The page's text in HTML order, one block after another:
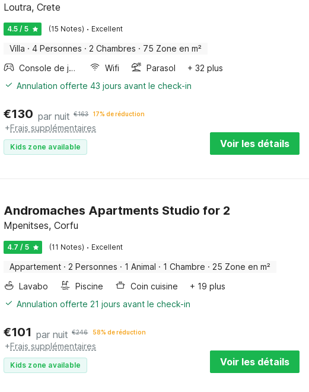
Loutra, Crete
4.5 / 5 (15 Notes) · Excellent
Villa · 4 Personnes · 2 Chambres · 75 Zone en m²
Console de jeux
Wifi Parasol
+ 32 plus
Annulation offerte 43 jours avant le check-in
€130 par nuit €163 17% de réduction
+Frais supplémentaires
Kids zone available Voir les détails
Andromaches Apartments Studio for 2
Mpenitses, Corfu
4.7 / 5 (11 Notes) · Excellent
Appartement · 2 Personnes · 1 Animal · 1 Chambre · 25 Zone en m²
Lavabo
Piscine Coin cuisine
+ 19 plus
Annulation offerte 21 jours avant le check-in
€101 par nuit €246 58% de réduction
+Frais supplémentaires
Kids zone available Voir les détails